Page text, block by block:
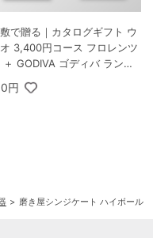
で贈る｜カタログギフト ウ
3,400円コース フロレンツ
＋ GODIVA ゴディバ ラング
円
磨き屋シンジケート ハイボール･